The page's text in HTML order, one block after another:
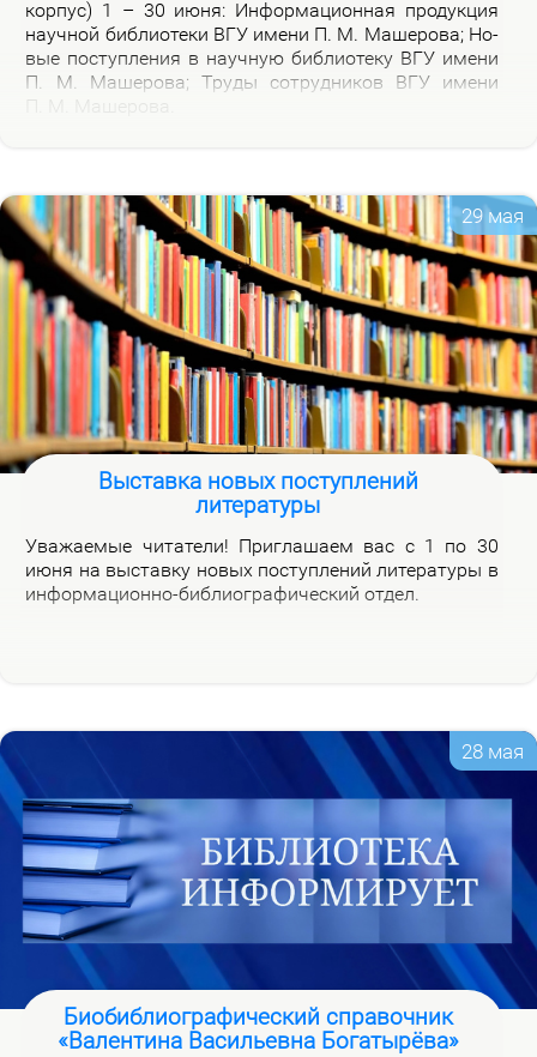
кор­пус) 1 – 30 июня: Ин­фор­ма­ци­он­ная про­дук­ция
на­уч­ной биб­лио­те­ки ВГУ име­ни П. М. Ма­ше­ро­ва; Но­
вые по­ступ­ле­ния в на­уч­ную биб­лио­те­ку ВГУ име­ни
П. М. Ма­ше­ро­ва; Тру­ды со­труд­ни­ков ВГУ име­ни
29 мая
Выставка новых поступлений
литературы
Ува­жа­е­мые чи­та­те­ли! При­гла­ша­ем вас с 1 по 30
июня на вы­став­ку но­вых по­ступ­ле­ний ли­те­ра­ту­ры в
ин­фор­ма­ци­он­но-биб­лио­гра­фи­че­ский от­дел.
28 мая
Биобиблиографический справочник
«Валентина Васильевна Богатырёва»